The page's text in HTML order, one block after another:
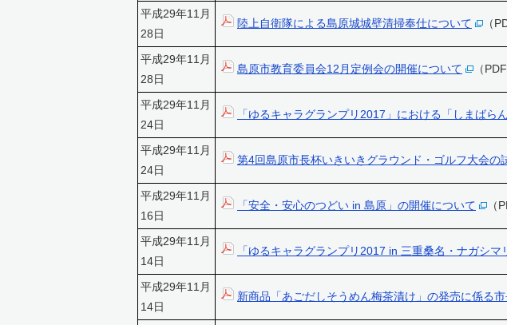
平成29年11月
28日
陸上自衛隊による島原城城壁清掃奉仕について （
平成29年11月
28日
島原市教育委員会12月定例会の開催について （
平成29年11月
24日
「ゆるキャラグランプリ2017」における「しまばら
平成29年11月
24日
第4回島原市長杯いきいきグラウンド・ゴルフ大会の
平成29年11月
16日
「安全・安心のつどい in 島原」の開催について （
平成29年11月
14日
「ゆるキャラグランプリ2017 in 三重桑名・ナガシ
平成29年11月
14日
新商品「あごだしそうめん梅茶漬け」の発売に係る